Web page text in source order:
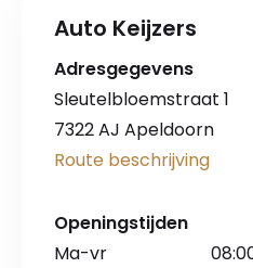
Auto Keijzers
Adresgegevens
Sleutelbloemstraat 1
7322 AJ Apeldoorn
Route beschrijving
Openingstijden
Ma-vr